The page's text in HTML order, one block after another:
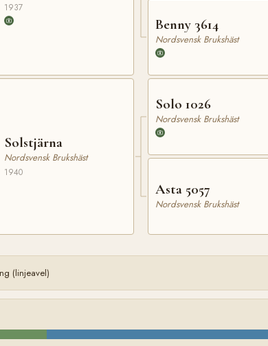
1937
Solstjärna
Nordsvensk Brukshäst
1940
Benny 3614
Nordsvensk Brukshäst
Solo 1026
Nordsvensk Brukshäst
Asta 5057
Nordsvensk Brukshäst
(linjeavel)